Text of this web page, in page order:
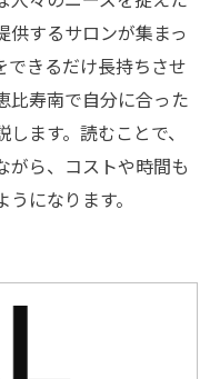
供するサロンが集まっ
できるだけ長持ちさせ
比寿南で自分に合った
ます。読むことで、
がら、コストや時間も
になります。